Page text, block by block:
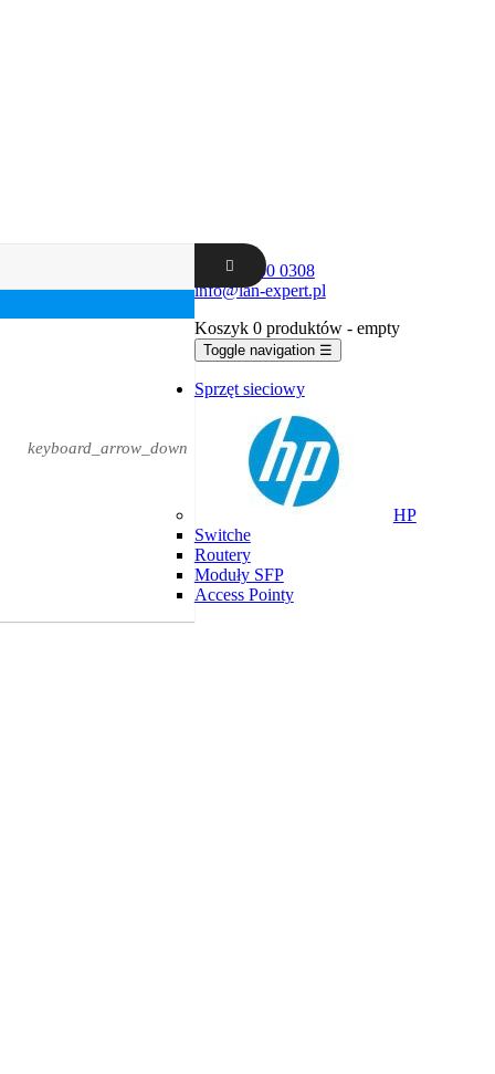
keyboard_arrow_down
+48 62 300 0308
info@lan-expert.pl
Koszyk 0 produktów - empty
Toggle navigation ☰
Sprzęt sieciowy
HP
Switche
Routery
Moduły SFP
Access Pointy